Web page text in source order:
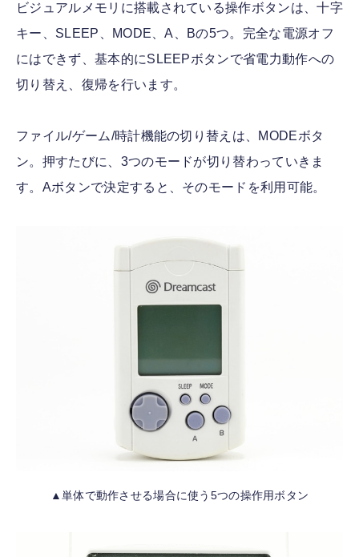
ビジュアルメモリに搭載されている操作ボタンは、十字
キー、SLEEP、MODE、A、Bの5つ。完全な電源オフ
にはできず、基本的にSLEEPボタンで省電力動作への
切り替え、復帰を行います。
ファイル/ゲーム/時計機能の切り替えは、MODEボタ
ン。押すたびに、3つのモードが切り替わっていきま
す。Aボタンで決定すると、そのモードを利用可能。
▲単体で動作させる場合に使う5つの操作用ボタン